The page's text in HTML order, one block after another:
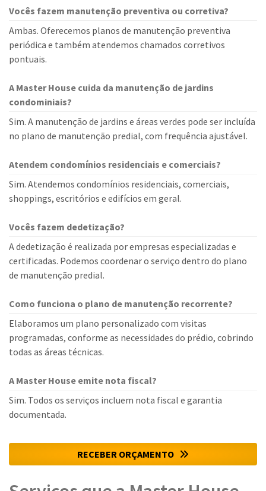
Vocês fazem manutenção preventiva ou corretiva?
Ambas. Oferecemos planos de manutenção preventiva
periódica e também atendemos chamados corretivos
pontuais.
A Master House cuida da manutenção de jardins
condominiais?
Sim. A manutenção de jardins e áreas verdes pode ser incluída
no plano de manutenção predial, com frequência ajustável.
Atendem condomínios residenciais e comerciais?
Sim. Atendemos condomínios residenciais, comerciais,
shoppings, escritórios e edifícios em geral.
Vocês fazem dedetização?
A dedetização é realizada por empresas especializadas e
certificadas. Podemos coordenar o serviço dentro do plano
de manutenção predial.
Como funciona o plano de manutenção recorrente?
Elaboramos um plano personalizado com visitas
programadas, conforme as necessidades do prédio, cobrindo
todas as áreas técnicas.
A Master House emite nota fiscal?
Sim. Todos os serviços incluem nota fiscal e garantia
documentada.
RECEBER ORÇAMENTO